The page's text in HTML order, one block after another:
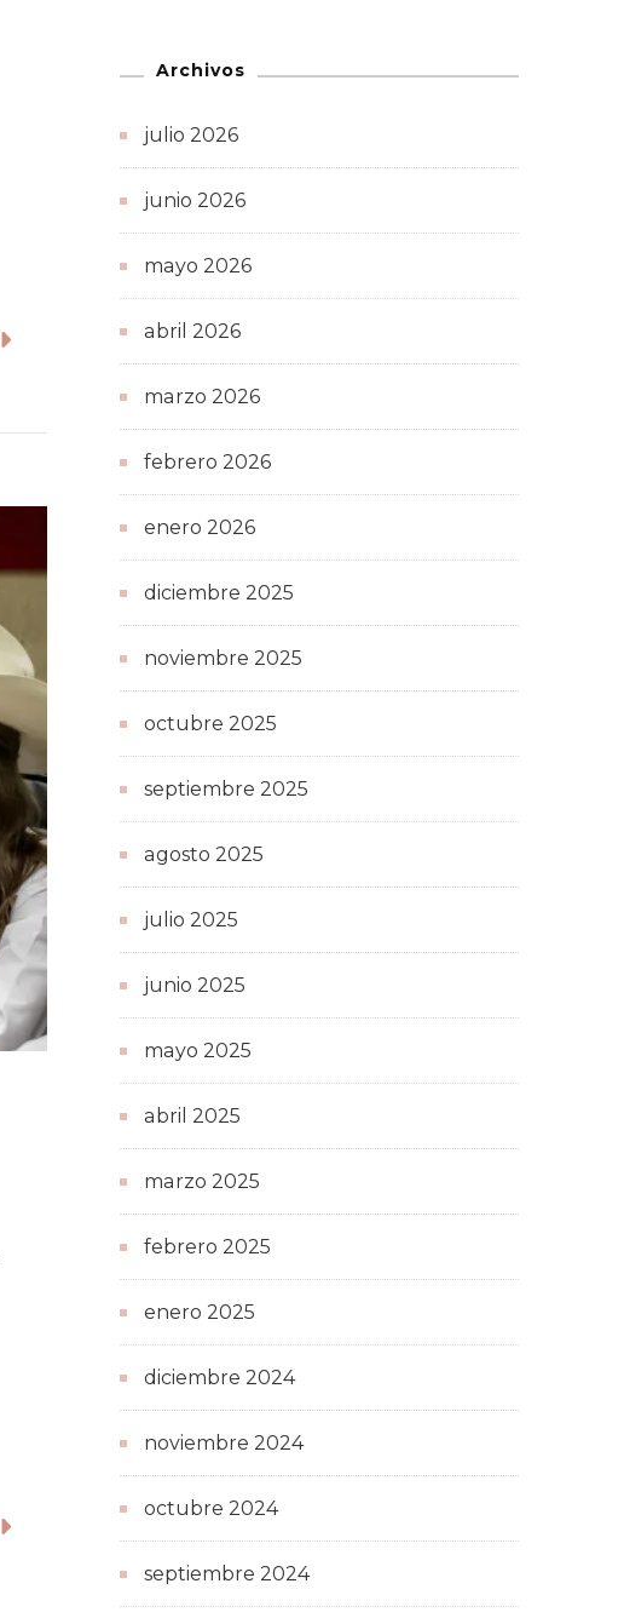
Archivos
julio 2026
junio 2026
mayo 2026
abril 2026
marzo 2026
febrero 2026
enero 2026
diciembre 2025
noviembre 2025
octubre 2025
septiembre 2025
agosto 2025
julio 2025
junio 2025
mayo 2025
abril 2025
marzo 2025
febrero 2025
enero 2025
diciembre 2024
noviembre 2024
octubre 2024
septiembre 2024